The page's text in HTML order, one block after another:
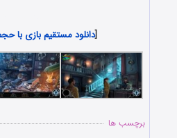
[دانلود مستقیم بازی با حجم 625
برچسب ها